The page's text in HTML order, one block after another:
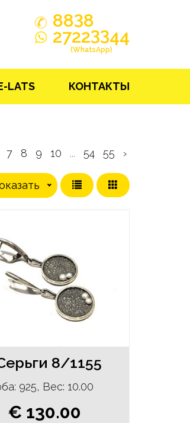
8838
27223344
(WhatsApp)
LATS КОНТАКТЫ
7 8 9 10 ... 54 55 ›
8/1155
925, Bес: 10.00
€ 130.00